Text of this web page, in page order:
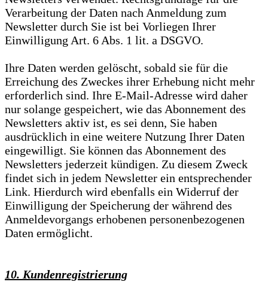
Verarbeitung der Daten nach Anmeldung zum
Newsletter durch Sie ist bei Vorliegen Ihrer
Einwilligung Art. 6 Abs. 1 lit. a DSGVO.
Ihre Daten werden gelöscht, sobald sie für die
Erreichung des Zweckes ihrer Erhebung nicht mehr
erforderlich sind. Ihre E-Mail-Adresse wird daher
nur solange gespeichert, wie das Abonnement des
Newsletters aktiv ist, es sei denn, Sie haben
ausdrücklich in eine weitere Nutzung Ihrer Daten
eingewilligt. Sie können das Abonnement des
Newsletters jederzeit kündigen. Zu diesem Zweck
findet sich in jedem Newsletter ein entsprechender
Link. Hierdurch wird ebenfalls ein Widerruf der
Einwilligung der Speicherung der während des
Anmeldevorgangs erhobenen personenbezogenen
Daten ermöglicht.
10. Kundenregistrierung